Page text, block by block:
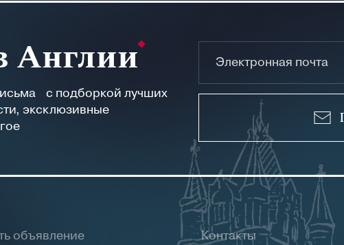
Англии
с подборкой лучших
эксклюзивные
объявление Контакты